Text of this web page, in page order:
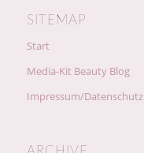
SITEMAP
Start
Media-Kit Beauty Blog
Impressum/Datenschutz